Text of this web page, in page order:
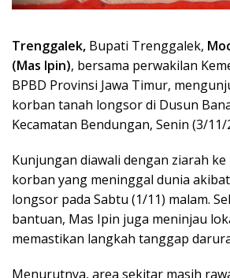
Trenggalek, Bupati Trenggalek,
(Mas Ipin), bersama perwakilan
BPBD Provinsi Jawa Timur,
korban tanah longsor di Dusun
Kecamatan Bendungan, Senin (3/11/
Kunjungan diawali dengan ziarah
korban yang meninggal dunia
longsor pada Sabtu (1/11) malam.
bantuan, Mas Ipin juga meninjau
memastikan langkah tanggap
Menurutnya, area sekitar masih